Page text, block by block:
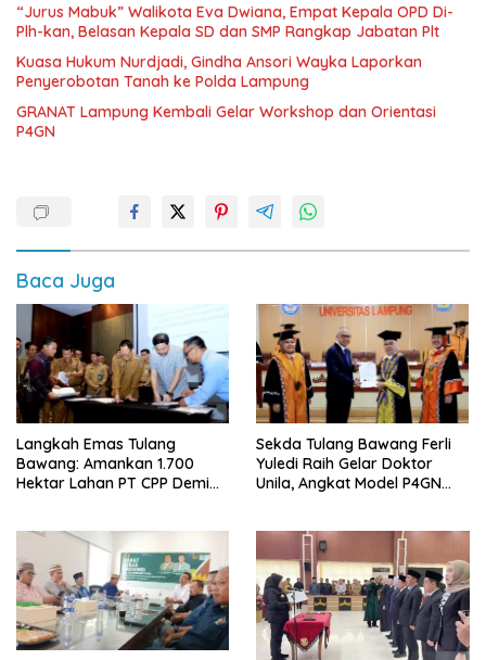
“Jurus Mabuk” Walikota Eva Dwiana, Empat Kepala OPD Di-
Plh-kan, Belasan Kepala SD dan SMP Rangkap Jabatan Plt
Kuasa Hukum Nurdjadi, Gindha Ansori Wayka Laporkan
Penyerobotan Tanah ke Polda Lampung
GRANAT Lampung Kembali Gelar Workshop dan Orientasi
P4GN
Baca Juga
Langkah Emas Tulang
Bawang: Amankan 1.700
Hektar Lahan PT CPP Demi
Sekda Tulang Bawang Ferli
Yuledi Raih Gelar Doktor
Unila, Angkat Model P4GN